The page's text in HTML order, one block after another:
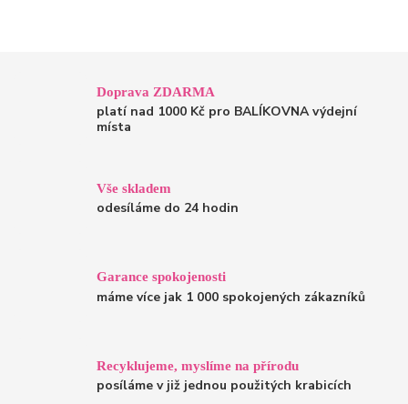
Doprava ZDARMA
platí nad 1000 Kč pro BALÍKOVNA výdejní
místa
Vše skladem
odesíláme do 24 hodin
Garance spokojenosti
máme více jak 1 000 spokojených zákazníků
Recyklujeme, myslíme na přírodu
posíláme v již jednou použitých krabicích